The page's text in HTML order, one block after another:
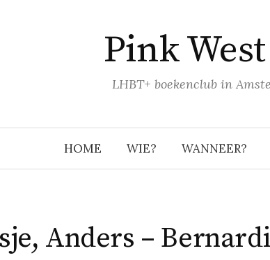
Pink
LHBT+ boekenclub in
HOME WIE? WANNEER?
Anders –